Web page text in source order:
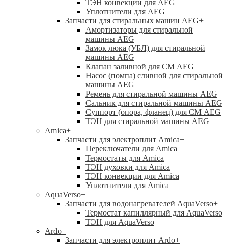
ТЭН конвекции для AEG
Уплотнители для AEG
Запчасти для стиральных машин AEG+
Амортизаторы для стиральной
машины AEG
Замок люка (УБЛ) для стиральной
машины AEG
Клапан заливной для СМ AEG
Насос (помпа) сливной для стиральной
машины AEG
Ремень для стиральной машины AEG
Сальник для стиральной машины AEG
Суппорт (опора, фланец) для СМ AEG
ТЭН для стиральной машины AEG
Amica+
Запчасти для электроплит Amica+
Переключатели для Amica
Термостаты для Amica
ТЭН духовки для Amica
ТЭН конвекции для Amica
Уплотнители для Amica
AquaVerso+
Запчасти для водонагревателей AquaVerso+
Термостат капиллярный для AquaVerso
ТЭН для AquaVerso
Ardo+
Запчасти для электроплит Ardo+